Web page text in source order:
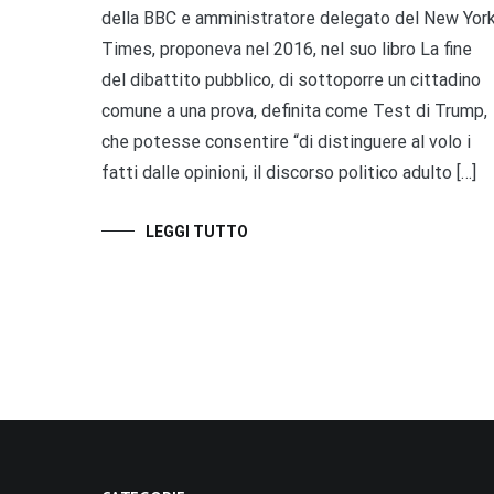
della BBC e amministratore delegato del New
Times, proponeva nel 2016, nel suo libro La fine
del dibattito pubblico, di sottoporre un cittadino
comune a una prova, definita come Test di Trump,
che potesse consentire “di distinguere al volo i
fatti dalle opinioni, il discorso politico adulto […]
LEGGI TUTTO